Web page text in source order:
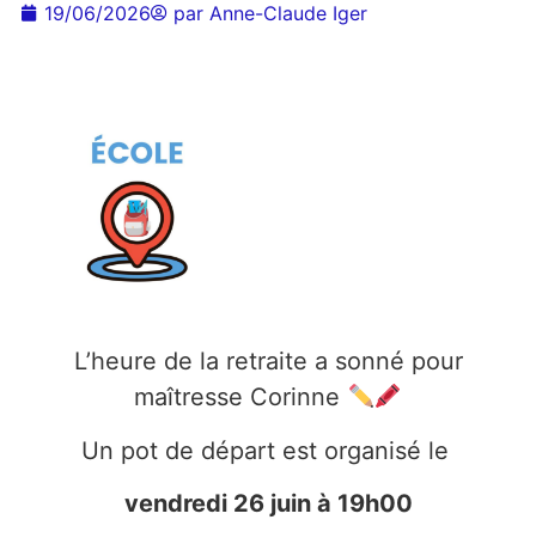
19/06/2026 parAnne-Claude Iger
L’heure de la retraite a sonné pour
maîtresse Corinne
Un pot de départ est organisé le
vendredi 26 juin à 19h00